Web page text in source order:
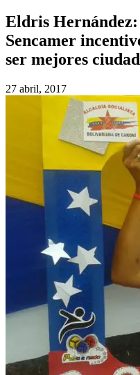
Eldris
Sencamer
ser mejores
27 abril, 2017